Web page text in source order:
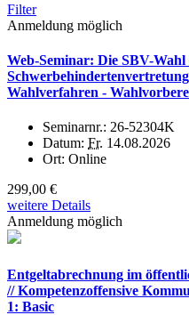
Filter
Anmeldung möglich
Web-Seminar: Die SBV-Wahl
Wahlverfahren -
Seminarnr.: 26-52304K
Datum: Fr. 14.08.2026
Ort: Online
299,00 €
weitere Details
Anmeldung möglich
Entgeltabrechnung im
// Kompetenzoffensive
1: Basic